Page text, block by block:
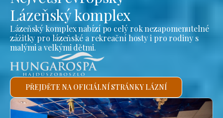
Lázeňský komplex
Lázeňský komplex nabízí po celý rok nezapomenutelné
zážitky pro lázeňské a rekreační hosty i pro rodiny s
malými a velkými dětmi.
PŘEJDĚTE NA OFICIÁLNÍ STRÁNKY LÁZNÍ